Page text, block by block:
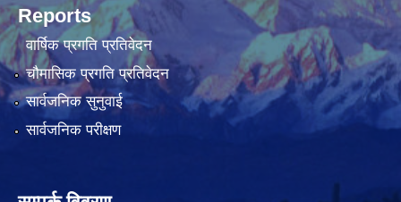
Reports
वार्षिक प्रगति प्रतिवेदन
चौमासिक प्रगति प्रतिवेदन
सार्वजनिक सुनुवाई
सार्वजनिक परीक्षण